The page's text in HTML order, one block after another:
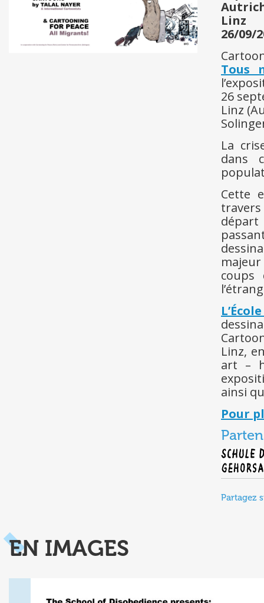
Linz
26/09/
Tous
26
Linz
La
dans
Cette
coups
Linz,
art –
ainsi
Pour
Partagez
EN IMAGES